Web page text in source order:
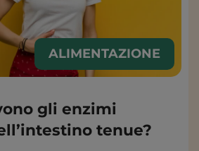
ALIMENTAZIONE
gli enzimi
tenue?